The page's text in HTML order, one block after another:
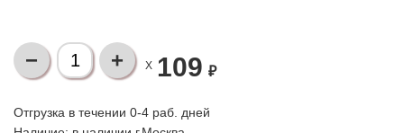
X 109 ₽
Отгрузка в течении 0-4 раб. дней